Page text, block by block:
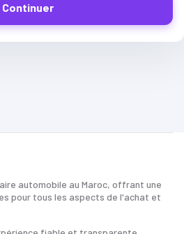
Continuer
automobile au Maroc, offrant une
pour tous les aspects de l'achat et